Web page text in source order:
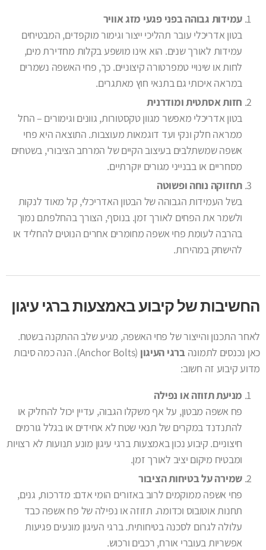
עמידות גבוהה בפני פגעי מזג אוויר
בטון אדריכלי עובר תהליכי ייצור וגימור מוקפדים, המבטיחים
עמידות לאורך שנים. הוא אינו מושפע בקלות מחדירת מים,
לחות או שינויי טמפרטורה קיצוניים. כך, פחי האשפה נשמרים
במראה איכותי גם בתנאי חוץ מאתגרים.
חזות אסתטית ומודרנית
בטון אדריכלי מאפשר מגוון טקסטורות, גוונים וגימורים – החל
ממראה חלק ונקי ועד דוגמאות מעוצבות. התוצאה היא פחי
אשפה שמשתלבים בעיצוב הקיים של המרחב הציבורי, בשטחים
מסחריים או בבנייני מגורים יוקרתיים.
תחזוקה נוחה ופשוטה
בשל העמידות הגבוהה של הבטון האדריכלי, קל מאוד לנקות
ולשמר את הפחים לאורך זמן. בנוסף, הצורך בהחלפתם נמוך
בהרבה לעומת פחי אשפה מחומרים אחרים הנוטים להחליד או
להישחק במהירות.
החשיבות של קיבוע באמצעות ברגי עיגון
לאחר התכנון והייצור של פחי האשפה, מגיע שלב ההתקנה בשטח.
כאן נכנסים לתמונהברגי העיגון
(Anchor Bolts). הנה כמה סיבות
מדוע קיבוע זה חשוב:
מניעת תזוזה או נפילה
פח אשפה מבטון, על אף משקלו הגבוה, עדיין יכול להחליק או
להתנדנד במקרים של תנאי שטח לא אחידים או בגלל גורמים
חיצוניים. קיבוע נכון באמצעות ברגי עיגון מונע תנועות לא רצויות
ומבטיח מיקום יציב לאורך זמן.
שמירה על בטיחות הציבור
פחי אשפה ממוקמים לרוב באזורים הומי אדם: מדרכות, גנים,
תחנות אוטובוס וכדומה. תזוזה או נפילה של פח אשפה כבד
עלולה לגרום לסכנה בטיחותית. ברגי העיגון מונעים פגיעות
אפשריות בעוברי אורח, רכבים ורכוש.